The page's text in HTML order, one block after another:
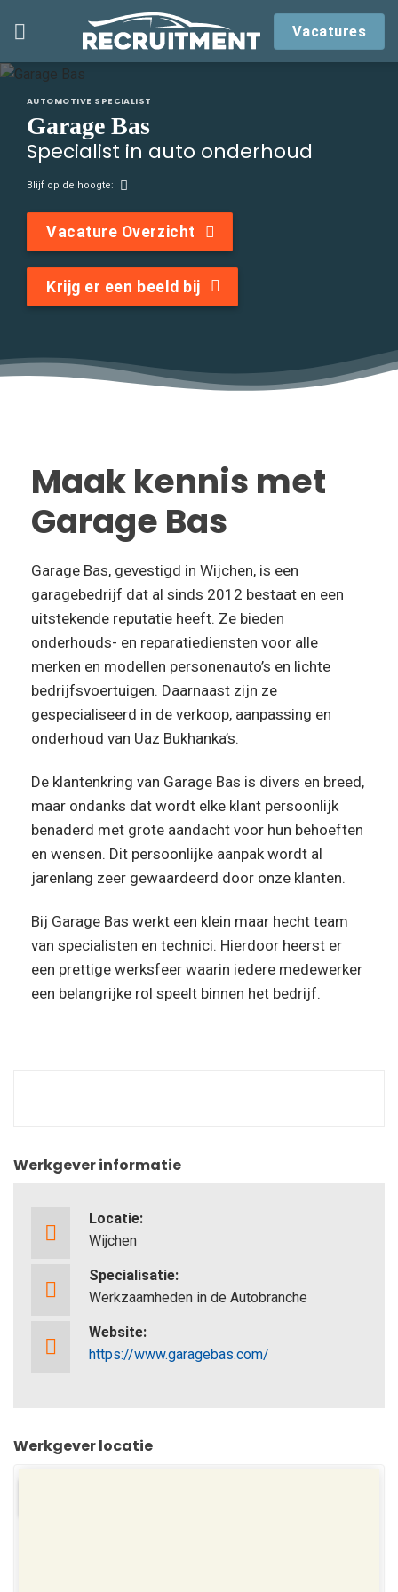
Vacatures
AUTOMOTIVE SPECIALIST
Garage Bas
Specialist in auto onderhoud
Blijf op de hoogte:
Vacature Overzicht
Krijg er een beeld bij
Maak kennis met
Garage Bas
Garage Bas, gevestigd in Wijchen, is een
garagebedrijf dat al sinds 2012 bestaat en een
uitstekende reputatie heeft. Ze bieden
onderhouds- en reparatiediensten voor alle
merken en modellen personenauto’s en lichte
bedrijfsvoertuigen. Daarnaast zijn ze
gespecialiseerd in de verkoop, aanpassing en
onderhoud van Uaz Bukhanka’s.
De klantenkring van Garage Bas is divers en breed,
maar ondanks dat wordt elke klant persoonlijk
benaderd met grote aandacht voor hun behoeften
en wensen. Dit persoonlijke aanpak wordt al
jarenlang zeer gewaardeerd door onze klanten.
Bij Garage Bas werkt een klein maar hecht team
van specialisten en technici. Hierdoor heerst er
een prettige werksfeer waarin iedere medewerker
een belangrijke rol speelt binnen het bedrijf.
Werkgever informatie
Locatie:
Wijchen
Specialisatie:
Werkzaamheden in de Autobranche
Website:
https://www.garagebas.com/
Werkgever locatie